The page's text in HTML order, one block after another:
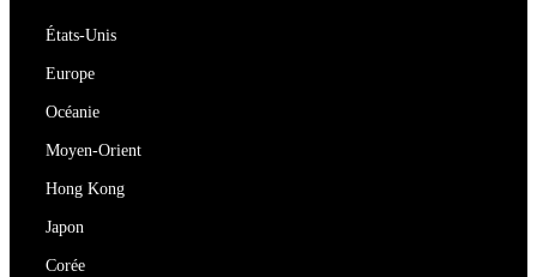
États-Unis
Europe
Océanie
Moyen-Orient
Hong Kong
Japon
Corée